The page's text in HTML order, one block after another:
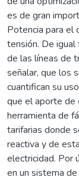
es de gran
Potencia para el
tensión. De
de las líneas de
señalar, que los
cuantifican su
que el aporte de
herramienta de
tarifarias donde
reactiva y de
electricidad. Por
en un sistema